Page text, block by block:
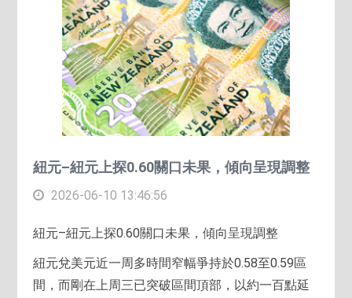
紐元–紐元上探0.60關口未果，傾向呈現調整
2026-06-10 13:46:56
紐元–紐元上探0.60關口未果，傾向呈現調整
紐元兌美元近一周多時間窄幅爭持於0.58至0.59區
間，而剛在上周三已突破區間頂部，以約一百點延